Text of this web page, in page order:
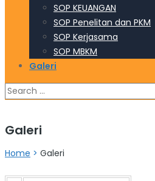
SOP KEUANGAN
SOP Penelitan dan PKM
SOP Kerjasama
SOP MBKM
Galeri
Search
for:
Galeri
Home > Galeri